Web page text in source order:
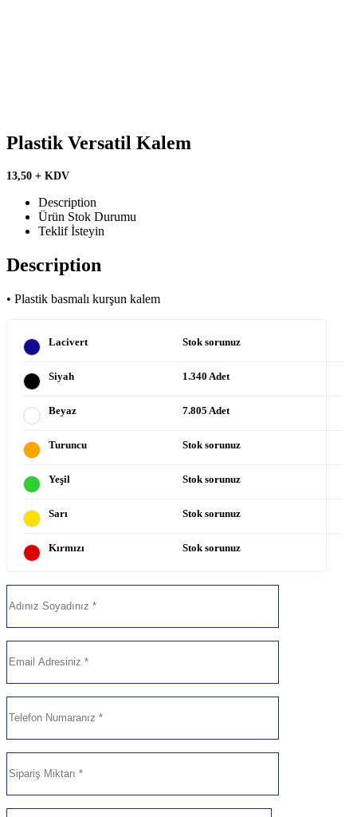
Plastik Versatil Kalem
13,50 + KDV
Description
Ürün Stok Durumu
Teklif İsteyin
Description
• Plastik basmalı kurşun kalem
Lacivert Stok sorunuz
Siyah 1.340 Adet
Beyaz 7.805 Adet
Turuncu Stok sorunuz
Yeşil Stok sorunuz
Sarı Stok sorunuz
Kırmızı Stok sorunuz